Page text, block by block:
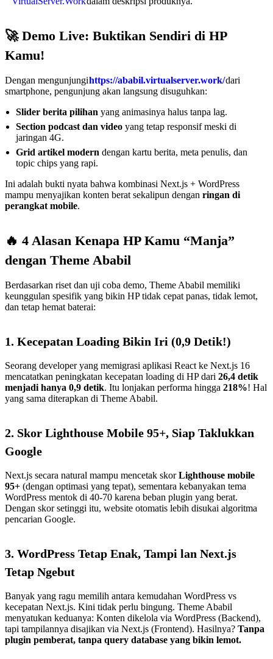
🚀 Demo Live: Buktikan Sendiri di HP
Kamu!
Dengan mengunjungihttps://ababil.virtualserver.work/dari
smartphone, pengunjung akan langsung disuguhkan:
Slider berita pilihan yang animasinya halus tanpa lag.
Section podcast dan video yang tetap responsif meski di
jaringan 4G.
Grid artikel modern dengan kartu berita, meta penulis, dan
topic chips yang rapi.
Ini adalah bukti nyata bahwa kombinasi Next.js + WordPress
mampu menyajikan konten berat sekalipun dengan ringan di
perangkat mobile.
🔥 4 Alasan Kenapa HP Kamu “Manja”
dengan Theme Ababil
Berdasarkan riset dan uji coba demo, Theme Ababil memiliki
keunggulan spesifik yang bikin HP tidak cepat panas, tidak lemot,
dan tetap hemat baterai:
1. Kecepatan Loading Bikin Iri (0,9 Detik!)
Seorang developer yang memigrasi aplikasi React ke Next.js 16
mencatatkan peningkatan kecepatan loading di HP dari 26,4 detik
menjadi hanya 0,9 detik. Itu lonjakan performa hingga 218%! Hal
yang sama diterapkan di Theme Ababil.
2. Skor Lighthouse Mobile 95+, Siap Taklukkan
Google
Next.js secara natural mampu mencetak skorLighthouse mobile
95+ (dengan optimasi yang tepat), sementara kebanyakan tema
WordPress mentok di 40-70 karena beban plugin yang berat.
Dengan skor setinggi itu, website otomatis lebih disukai algoritma
pencarian Google.
3. WordPress Tetap Enak, Tampi lan Next.js
Tetap Ngebut
Banyak yang ragu memilih antara kemudahan WordPress vs
kecepatan Next.js. Kini tidak perlu bingung. Theme Ababil
menyatukan keduanya: Konten dikelola via WordPress (Backend),
tapi tampilannya disajikan via Next.js (Frontend). Hasilnya? Tanpa
plugin pemberat, tanpa query database yang bikin lemot.